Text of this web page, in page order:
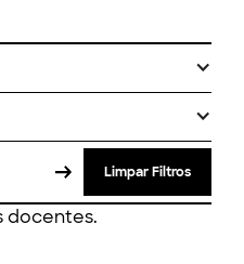
Limpar Filtros
docentes.